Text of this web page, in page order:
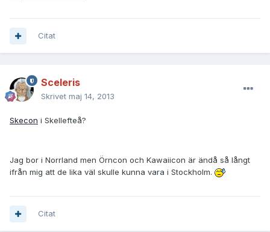
Citat
Sceleris
Skrivet maj 14, 2013
Skecon i Skellefteå?
Jag bor i Norrland men Örncon och Kawaiicon är ändå så långt
ifrån mig att de lika väl skulle kunna vara i Stockholm.
Citat